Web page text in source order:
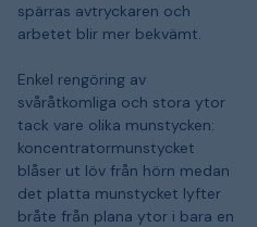
spärras avtryckaren och
arbetet blir mer bekvämt.
Enkel rengöring av
svåråtkomliga och stora ytor
tack vare olika munstycken:
koncentratormunstycket
blåser ut löv från hörn medan
det platta munstycket lyfter
bråte från plana ytor i bara en